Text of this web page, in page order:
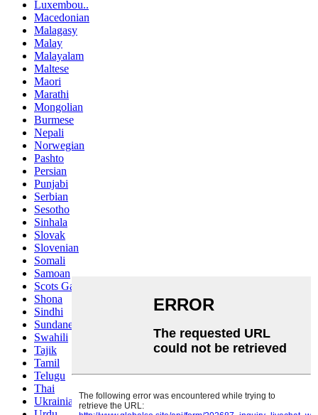
Luxembou..
Macedonian
Malagasy
Malay
Malayalam
Maltese
Maori
Marathi
Mongolian
Burmese
Nepali
Norwegian
Pashto
Persian
Punjabi
Serbian
Sesotho
Sinhala
Slovak
Slovenian
Somali
Samoan
Scots Gaelic
Shona
Sindhi
Sundanese
Swahili
Tajik
Tamil
Telugu
Thai
Ukrainian